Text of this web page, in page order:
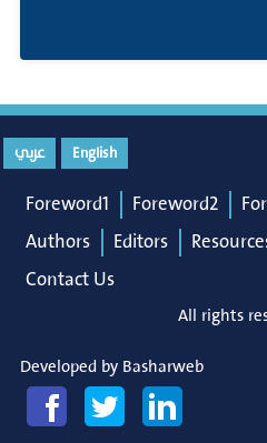
English عربي
Foreword1 Foreword2
Authors
Editors
Contact Us
All rights
Developed by Basharweb